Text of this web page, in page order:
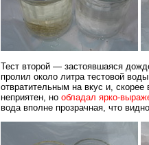
Тест второй — застоявшаяся
пролил около литра тестовой
отвратительным на вкус и,
неприятен, но обладал ярко-
вода вполне прозрачная, что